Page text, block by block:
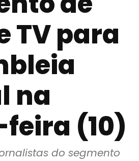
TV para
na
(10)
do segmento